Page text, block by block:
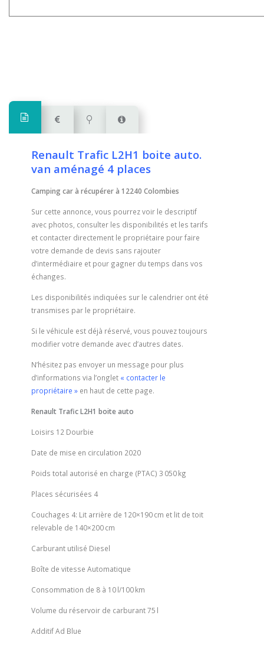
Renault Trafic L2H1 boite auto.
van aménagé 4 places
Camping car à récupérer à 12240 Colombies
Sur cette annonce, vous pourrez voir le descriptif
avec photos, consulter les disponibilités et les tarifs
et contacter directement le propriétaire pour faire
votre demande de devis sans rajouter
d’intermédiaire et pour gagner du temps dans vos
échanges.
Les disponibilités indiquées sur le calendrier ont été
transmises par le propriétaire.
Si le véhicule est déjà réservé, vous pouvez toujours
modifier votre demande avec d’autres dates.
N’hésitez pas envoyer un message pour plus
d’informations via l’onglet « contacter le
propriétaire » en haut de cette page.
Renault Trafic L2H1 boite auto
Loisirs 12 Dourbie
Date de mise en circulation 2020
Poids total autorisé en charge (PTAC) 3 050 kg
Places sécurisées 4
Couchages 4: Lit arrière de 120×190 cm et lit de toit
relevable de 140×200 cm
Carburant utilisé Diesel
Boîte de vitesse Automatique
Consommation de 8 à 10 l/100 km
Volume du réservoir de carburant75 l
AdditifAd Blue